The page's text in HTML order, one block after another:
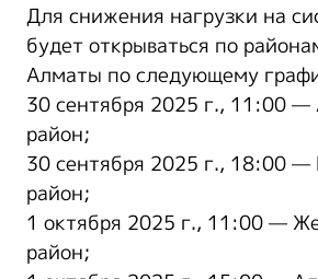
Для снижения нагрузки на
будет открываться по
Алматы по следующему
30 сентября 2025 г., 11:00 —
район;
30 сентября 2025 г., 18:00 —
район;
1 октября 2025 г., 11:00 —
район;